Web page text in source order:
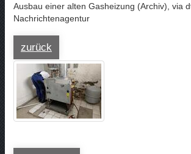
Ausbau einer alten Gasheizung (Archiv), via
Nachrichtenagentur
zurück